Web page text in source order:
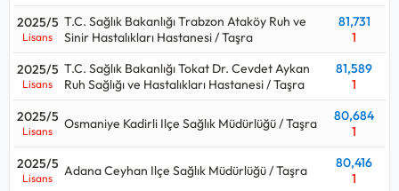
2025/5
Lisans
T.C. Sağlık Bakanlığı Trabzon Ataköy Ruh ve
Sinir Hastalıkları Hastanesi / Taşra
81,731
1
2025/5
Lisans
T.C. Sağlık Bakanlığı Tokat Dr. Cevdet Aykan
Ruh Sağlığı ve Hastalıkları Hastanesi / Taşra
81,589
1
2025/5
Lisans Osmaniye Kadirli Ilçe Sağlık Müdürlüğü / Taşra
80,684
1
2025/5
Lisans Adana Ceyhan Ilçe Sağlık Müdürlüğü / Taşra
80,416
1